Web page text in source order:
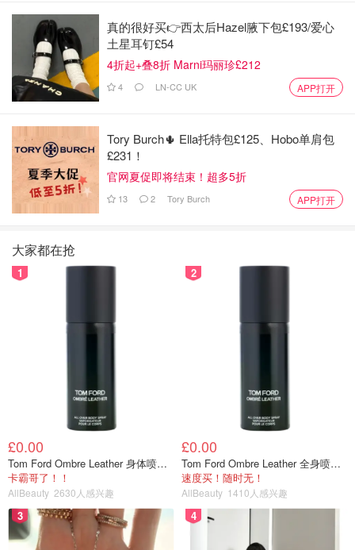
真的很好买👉西太后Hazel腋下包£193/爱心
土星耳钉£54
4折起+叠8折 Marni玛丽珍£212
4 LN-CC UK APP打开
Tory Burch🌵 Ella托特包£125、Hobo单肩包
£231！
官网夏促即将结束！超多5折
13 2 Tory Burch APP打开
大家都在抢
1
£0.00
Tom Ford Ombre Leather 身体喷雾 150ml
卡霸哥了！！
AllBeauty 2630人感兴趣
2
£0.00
Tom Ford Ombre Leather 全身喷雾 150ml
速度买！随时无！
AllBeauty 1410人感兴趣
3 4